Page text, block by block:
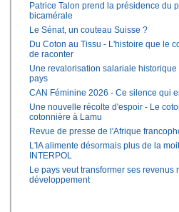
Patrice Talon prend la présidence du
bicamérale
Le Sénat, un couteau Suisse ?
Du Coton au Tissu - L'histoire que le
de raconter
Une revalorisation salariale
pays
CAN Féminine 2026 - Ce silence qui
Une nouvelle récolte d'espoir - Le
cotonnière à Lamu
Revue de presse de l'Afrique
L'IA alimente désormais plus de la
INTERPOL
Le pays veut transformer ses revenus
développement